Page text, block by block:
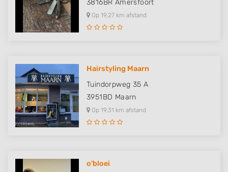
3816BR Amersfoort
Op 19,27 km afstand
Hairstyling Maarn
Tuindorpweg 35 A
3951BD Maarn
Op 19,31 km afstand
o'bloei